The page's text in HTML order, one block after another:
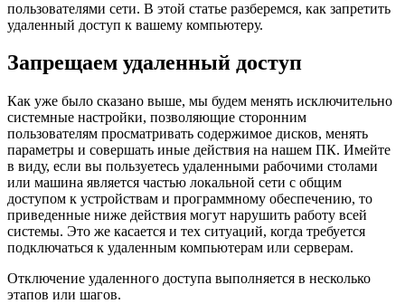
пользователями сети. В этой статье разберемся, как запретить
удаленный доступ к вашему компьютеру.
Запрещаем удаленный доступ
Как уже было сказано выше, мы будем менять исключительно
системные настройки, позволяющие сторонним
пользователям просматривать содержимое дисков, менять
параметры и совершать иные действия на нашем ПК. Имейте
в виду, если вы пользуетесь удаленными рабочими столами
или машина является частью локальной сети с общим
доступом к устройствам и программному обеспечению, то
приведенные ниже действия могут нарушить работу всей
системы. Это же касается и тех ситуаций, когда требуется
подключаться к удаленным компьютерам или серверам.
Отключение удаленного доступа выполняется в несколько
этапов или шагов.